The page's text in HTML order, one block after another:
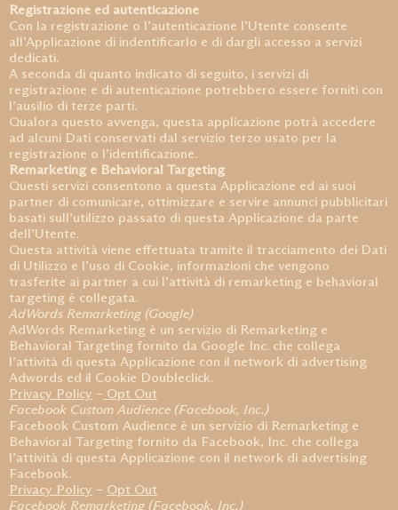
Registrazione ed autenticazione
Con la registrazione o l’autenticazione l’Utente consente
all’Applicazione di indentificarlo e di dargli accesso a servizi
dedicati.
A seconda di quanto indicato di seguito, i servizi di
registrazione e di autenticazione potrebbero essere forniti con
l’ausilio di terze parti.
Qualora questo avvenga, questa applicazione potrà accedere
ad alcuni Dati conservati dal servizio terzo usato per la
registrazione o l’identificazione.
Remarketing e Behavioral Targeting
Questi servizi consentono a questa Applicazione ed ai suoi
partner di comunicare, ottimizzare e servire annunci pubblicitari
basati sull’utilizzo passato di questa Applicazione da parte
dell’Utente.
Questa attività viene effettuata tramite il tracciamento dei Dati
di Utilizzo e l’uso di Cookie, informazioni che vengono
trasferite ai partner a cui l’attività di remarketing e behavioral
targeting è collegata.
AdWords Remarketing (Google)
AdWords Remarketing è un servizio di Remarketing e
Behavioral Targeting fornito da Google Inc. che collega
l’attività di questa Applicazione con il network di advertising
Adwords ed il Cookie Doubleclick.
Privacy Policy – Opt Out
Facebook Custom Audience (Facebook, Inc.)
Facebook Custom Audience è un servizio di Remarketing e
Behavioral Targeting fornito da Facebook, Inc. che collega
l’attività di questa Applicazione con il network di advertising
Facebook.
Privacy Policy – Opt Out
Facebook Remarketing (Facebook, Inc.)